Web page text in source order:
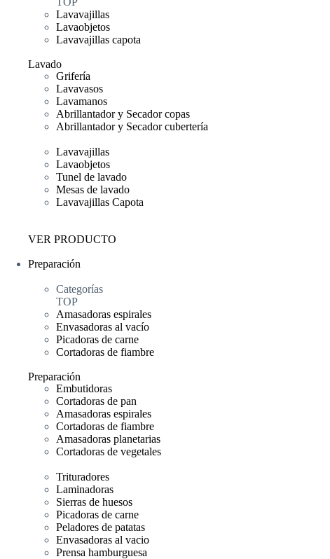
Lavavajillas
Lavaobjetos
Lavavajillas capota
Lavado
Grifería
Lavavasos
Lavamanos
Abrillantador y Secador copas
Abrillantador y Secador cubertería
Lavavajillas
Lavaobjetos
Tunel de lavado
Mesas de lavado
Lavavajillas Capota
VER PRODUCTO
Preparación
Categorías
TOP
Amasadoras espirales
Envasadoras al vacío
Picadoras de carne
Cortadoras de fiambre
Preparación
Embutidoras
Cortadoras de pan
Amasadoras espirales
Cortadoras de fiambre
Amasadoras planetarias
Cortadoras de vegetales
Trituradores
Laminadoras
Sierras de huesos
Picadoras de carne
Peladores de patatas
Envasadoras al vacio
Prensa hamburguesa